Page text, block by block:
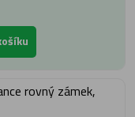
rovný zámek,